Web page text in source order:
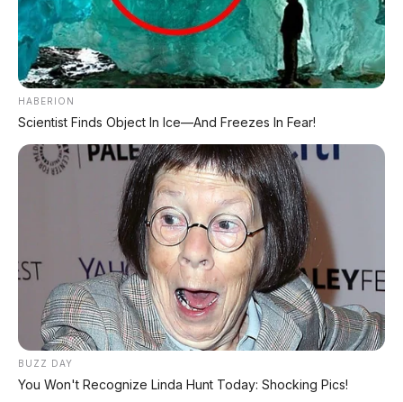
🚔 Dua Mobil Dirusak & Ditabraki Gara-
Gara Parkir di Tempat Pengecasan EV
Viral pria ngamuk pakai alat pemadam
⚡ BAIC Arcfox α S3 Resmi Meluncur,
Sedan Listrik Battery Swap
Mulai Rp149 jutaan, range 660 km, LiDAR + NOA
📑 Info Lengkap Seputar Otomotif dari
AP Motor:
🔋 Info Mobil Listrik
⚡ Info Motor Listrik
HABERION
Scientist Finds Object In Ice—And Freezes In Fear!
BUZZ DAY
You Won't Recognize Linda Hunt Today: Shocking Pics!